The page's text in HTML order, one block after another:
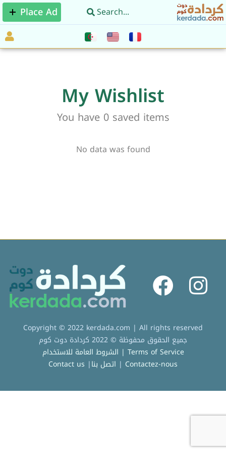
Place Ad
My Wishlist
You have 0saved items
No data was found
Copyright © 2022 kerdada.com | All rights reserved
جميع الحقوق محفوظة © 2022 كردادة دوت كوم
الشروط العامة للاستخدام | Terms of Service
Contact us |اتصل بنا | Contactez-nous